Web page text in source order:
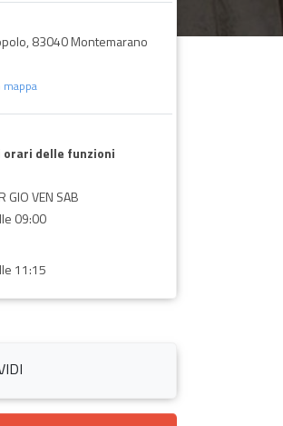
83040 Montemarano
mappa
orari delle funzioni
GIO VEN SAB
09:00
11:15